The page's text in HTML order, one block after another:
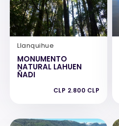
Llanquihue
MONUMENTO
NATURAL LAHUEN
ÑADI
CLP 2.800 CLP